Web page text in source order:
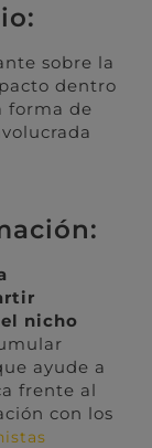
sobre la
dentro
forma de
nicho
ayude a
frente al
con los